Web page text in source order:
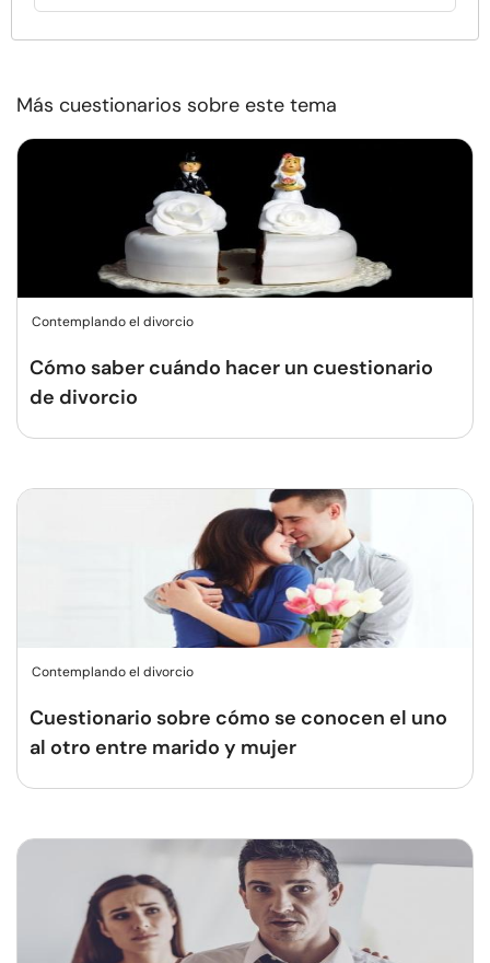
Más cuestionarios sobre este tema
Contemplando el divorcio
Cómo saber cuándo hacer un cuestionario
de divorcio
Contemplando el divorcio
Cuestionario sobre cómo se conocen el uno
al otro entre marido y mujer